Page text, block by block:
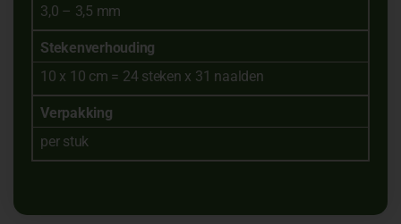
3,0 – 3,5 mm
Stekenverhouding
10 x 10 cm = 24 steken x 31 naalden
Verpakking
per stuk